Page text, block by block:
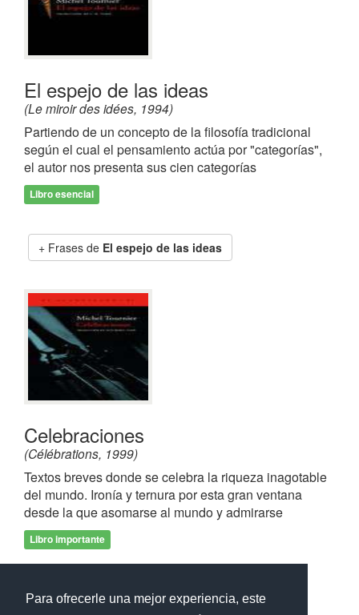
Para ofrecerle una mejor experiencia, este
El espejo de las ideas
(Le miroir des idées, 1994)
Partiendo de un concepto de la filosofía tradicional
según el cual el pensamiento actúa por "categorías",
el autor nos presenta sus cien categorías
Libro esencial
Frases de El espejo de las ideas
Celebraciones
(Célébrations, 1999)
Textos breves donde se celebra la riqueza inagotable
del mundo. Ironía y ternura por esta gran ventana
desde la que asomarse al mundo y admirarse
Libro importante
Frases deCelebraciones